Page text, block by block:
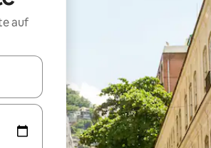
auf
den Pfeiltasten nach oben und unten